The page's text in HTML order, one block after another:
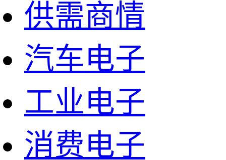
供需商情
汽车电子
工业电子
消费电子